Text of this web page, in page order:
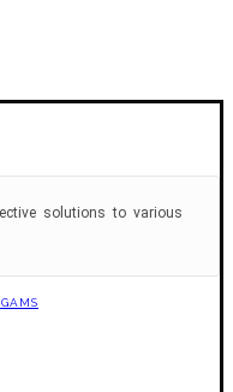
solutions to various